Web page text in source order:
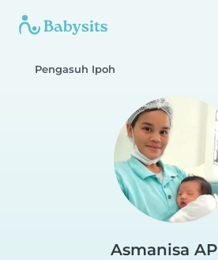
Pengasuh Ipoh
Asmanisa AP